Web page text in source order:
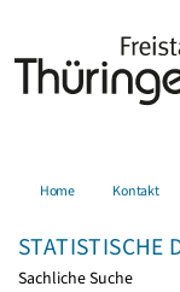
Home Kontakt
STATISTISCHE
Sachliche Suche